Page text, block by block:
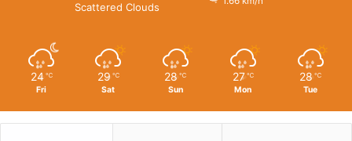
Scattered Clouds
24 ℃
Fri
29 ℃
Sat
28 ℃
Sun
27 ℃
Mon
28 ℃
Tue